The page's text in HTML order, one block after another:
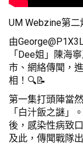
UM Webzine第
由
「Dee姐」陳海
市、網絡傳聞，
相！🔍📝
第一集打頭陣當
「白汁飯之謎」
後，感染性病致
及此，傳聞戰隊